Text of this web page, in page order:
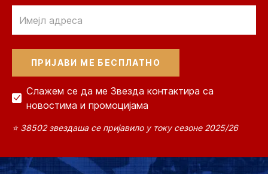
Слажем се да ме Звезда контактира са
новостима и промоцијама
⭐ 38502 звездаша се пријавило у току сезоне 2025/26